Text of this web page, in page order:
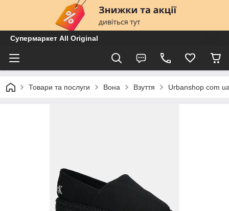
Супермаркет All Original
Товари та послуги Вона Взуття Urbanshop com